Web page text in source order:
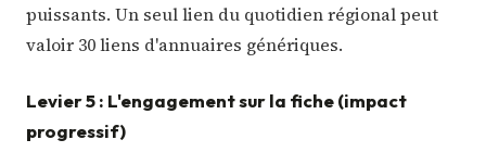
puissants. Un seul lien du quotidien régional peut
valoir 30 liens d'annuaires génériques.
Levier 5 : L'engagement sur la fiche (impact
progressif)